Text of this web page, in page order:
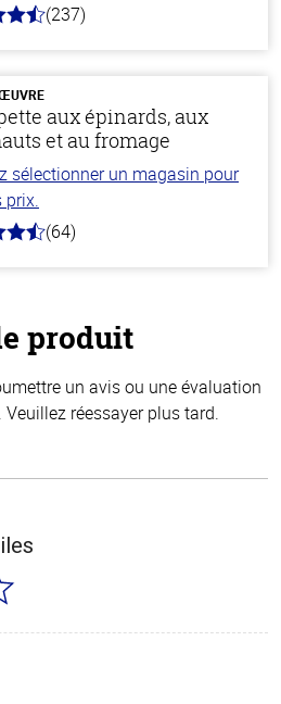
(237)
aux épinards, aux
et au fromage
sélectionner un magasin pour
prix.
(64)
produit
un avis ou une évaluation
réessayer plus tard.